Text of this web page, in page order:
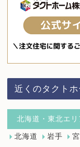
近くのタクト
北海道・東北エリ
北海道 岩手